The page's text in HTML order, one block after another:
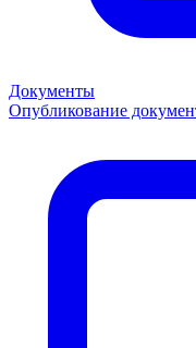
Документы
Опубликование